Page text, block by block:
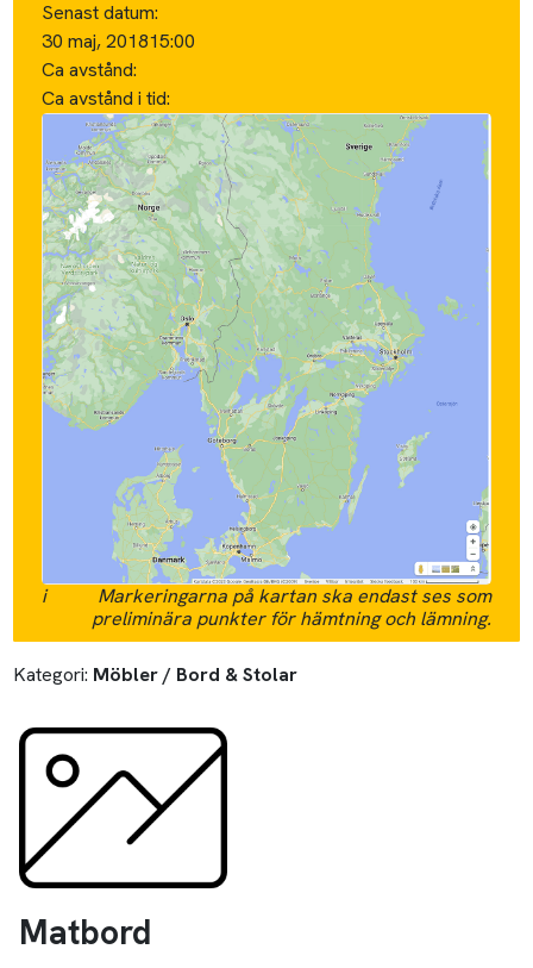
Senast datum:
30 maj, 201815:00
Ca avstånd:
Ca avstånd i tid:
i
Markeringarna på kartan ska endast ses som
preliminära punkter för hämtning och lämning.
Kategori: Möbler / Bord & Stolar
Matbord